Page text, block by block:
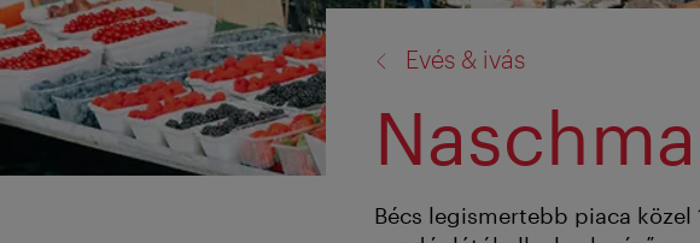
Evés & ivás
Bécs legismertebb piaca